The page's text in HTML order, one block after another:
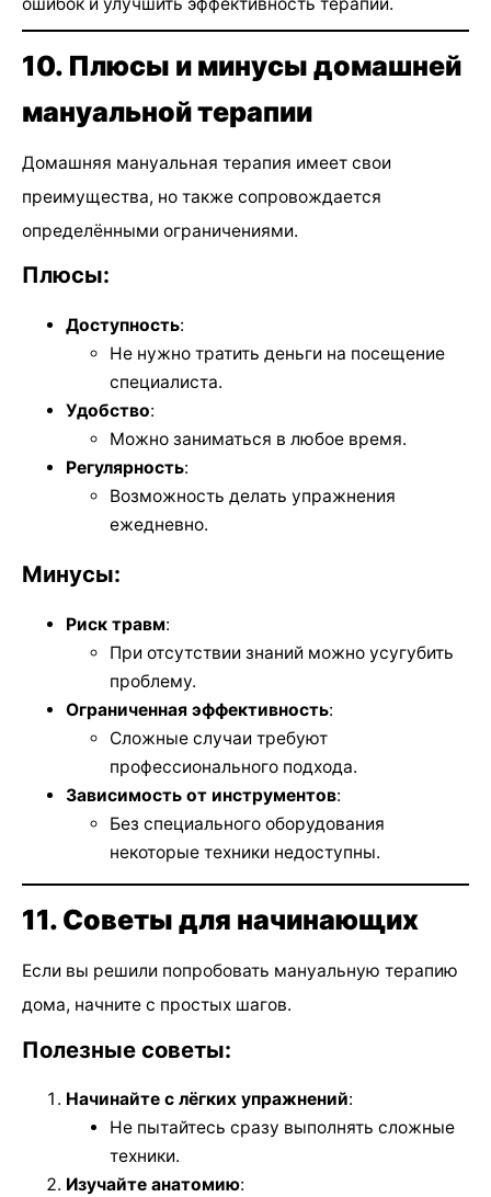
10. Плюсы и минусы домашней
мануальной терапии
Домашняя мануальная терапия имеет свои
преимущества, но также сопровождается
определёнными ограничениями.
Плюсы:
Доступность:
Не нужно тратить деньги на посещение
специалиста.
Удобство:
Можно заниматься в любое время.
Регулярность:
Возможность делать упражнения
ежедневно.
Минусы:
Риск травм:
При отсутствии знаний можно усугубить
проблему.
Ограниченная эффективность:
Сложные случаи требуют
профессионального подхода.
Зависимость от инструментов:
Без специального оборудования
некоторые техники недоступны.
11. Советы для начинающих
Если вы решили попробовать мануальную терапию
дома, начните с простых шагов.
Полезные советы:
Начинайте с лёгких упражнений:
Не пытайтесь сразу выполнять сложные
техники.
Изучайте анатомию: